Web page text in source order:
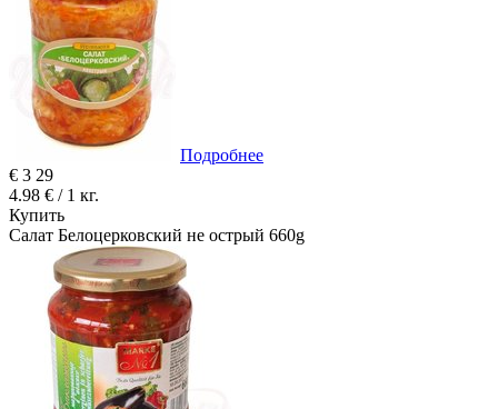
Подробнее
€ 3 29
4.98 € / 1 кг.
Купить
Салат Белоцерковский не острый 660g